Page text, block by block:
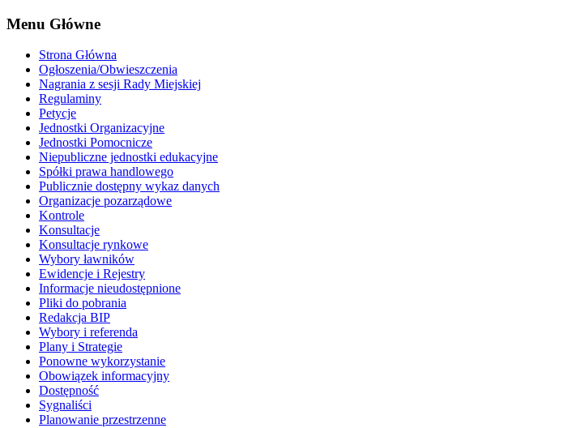
Menu Główne
Strona Główna
Ogłoszenia/Obwieszczenia
Nagrania z sesji Rady Miejskiej
Regulaminy
Petycje
Jednostki Organizacyjne
Jednostki Pomocnicze
Niepubliczne jednostki edukacyjne
Spółki prawa handlowego
Publicznie dostępny wykaz danych
Organizacje pozarządowe
Kontrole
Konsultacje
Konsultacje rynkowe
Wybory ławników
Ewidencje i Rejestry
Informacje nieudostępnione
Pliki do pobrania
Redakcja BIP
Wybory i referenda
Plany i Strategie
Ponowne wykorzystanie
Obowiązek informacyjny
Dostępność
Sygnaliści
Planowanie przestrzenne